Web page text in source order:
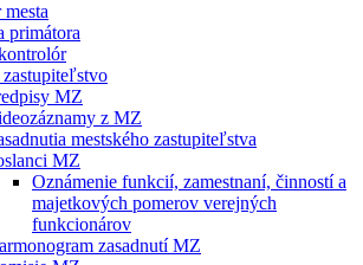
primátora
zastupiteľstvo
MZ
z MZ
mestského zastupiteľstva
MZ
Oznámenie funkcií, zamestnaní, činností a
majetkových pomerov verejných
funkcionárov
zasadnutí MZ